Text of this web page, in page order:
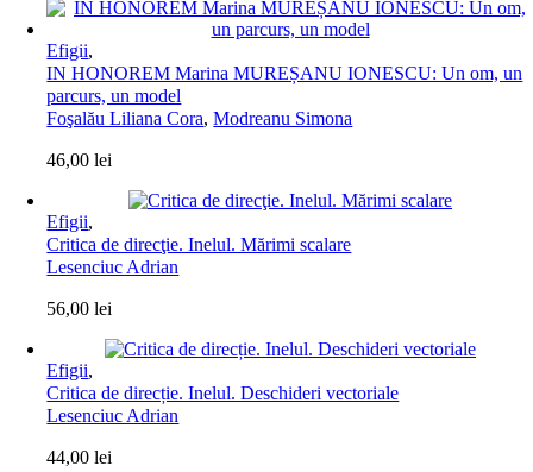
Efigii,
IN HONOREM Marina MUREȘANU IONESCU: Un om, un
parcurs, un model
Foşalău Liliana Cora,Modreanu Simona
46,00lei
Efigii,
Critica de direcţie. Inelul. Mărimi scalare
Lesenciuc Adrian
56,00lei
Efigii,
Critica de direcție. Inelul. Deschideri vectoriale
Lesenciuc Adrian
44,00lei